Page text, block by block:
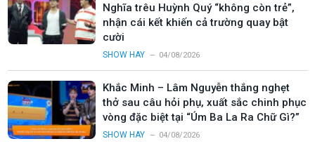
Nghĩa trêu Huỳnh Quý “không còn trẻ”,
nhận cái kết khiến cả trường quay bật
cười
SHOW HAY 04/08/2026
Khắc Minh – Lâm Nguyễn thắng nghẹt
thở sau câu hỏi phụ, xuất sắc chinh phục
vòng đặc biệt tại “Úm Ba La Ra Chữ Gì?”
SHOW HAY 04/08/2026